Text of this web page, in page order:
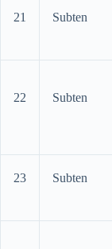
21 Subten
22 Subten
23 Subten